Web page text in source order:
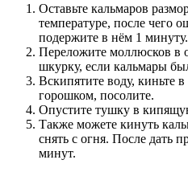
Оставьте кальмаров
температуре, после чего
подержите в нём 1 минуту.
Переложите моллюсков в
шкурку, если кальмары
Вскипятите воду, киньте
горошком, посолите.
Опустите тушку в
Также можете кинуть
снять с огня. После дать
минут.